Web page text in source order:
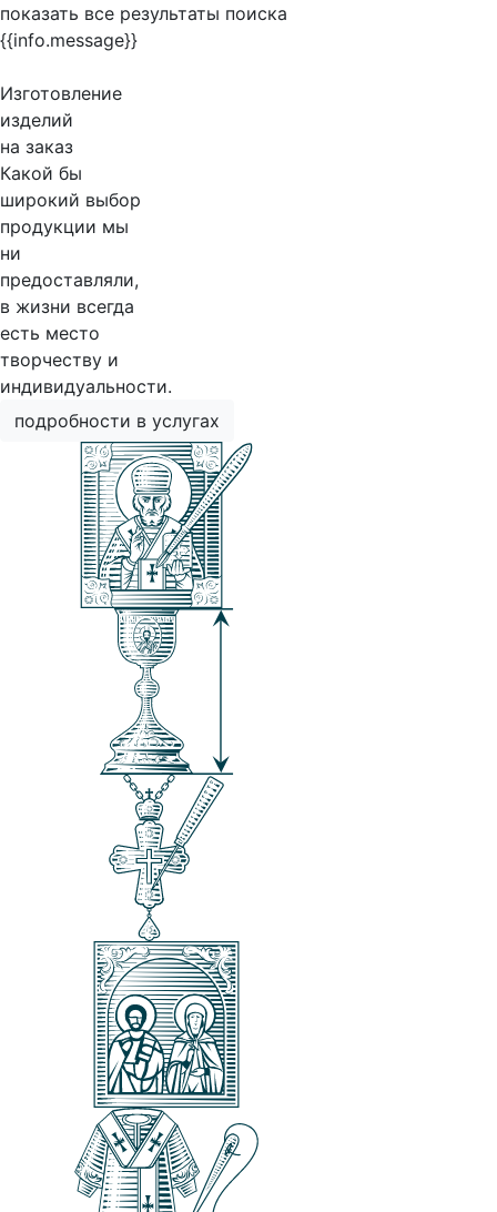
показать все результаты поиска
{{info.message}}
Изготовление
изделий
на заказ
Какой бы
широкий выбор
продукции мы
ни
предоставляли,
в жизни всегда
есть место
творчеству и
индивидуальности.
подробности в услугах